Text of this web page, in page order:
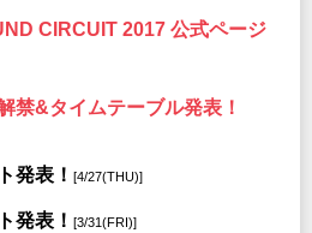
CIRCUIT 2017 公式ページ
禁&タイムテーブル発表！
発表！ [4/27(THU)]
発表！ [3/31(FRI)]